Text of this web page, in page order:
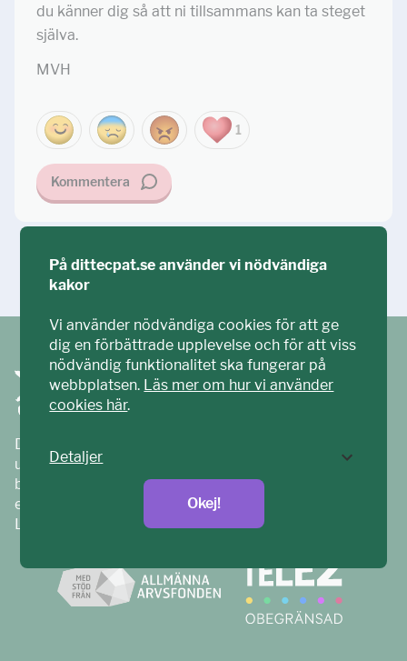
du känner dig så att ni tillsammans kan ta steget
själva.
MVH
1
Kommentera
Ställ din fråga!
Ditt ECPAT har tagits fram tillsammans med barn och
unga. Vi är en del av ECPAT Sverige – en
barnrättsorganisation som arbetar mot sexuell
exploatering av barn.
Läs mer på
ecpat.se
På dittecpat.se använder vi nödvändiga
kakor
Vi använder nödvändiga cookies för att ge
dig en förbättrade upplevelse och för att viss
nödvändig funktionalitet ska fungerar på
webbplatsen. Läs mer om hur vi använder
cookies här.
Detaljer
Okej!